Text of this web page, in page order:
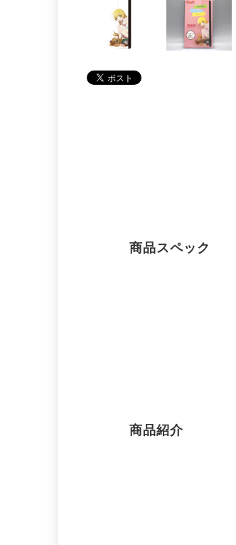
商品スペック
商品紹介